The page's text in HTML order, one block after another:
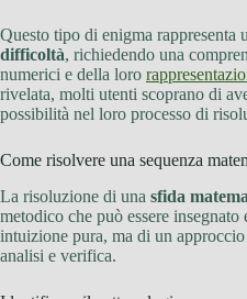
Questo tipo di enigma rappresenta
difficoltà, richiedendo una
numerici e della loro
rivelata, molti utenti scoprano di
possibilità nel loro processo di
Come risolvere una sequenza
La risoluzione di una sfida
metodico che può essere
intuizione pura, ma di un approccio
analisi e verifica.